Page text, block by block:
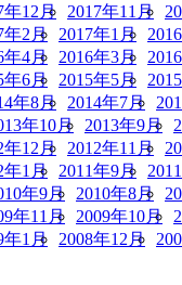
年12月 2017年11月
年2月 2017年1月
年4月 2016年3月
年6月 2015年5月
年8月 2014年7月
年10月 2013年9月
年12月 2012年11月
年1月 2011年9月
年9月 2010年8月
年11月 2009年10月
年1月 2008年12月